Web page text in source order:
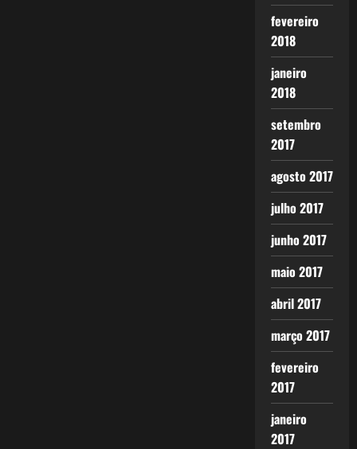
fevereiro
2018
janeiro
2018
setembro
2017
agosto 2017
julho 2017
junho 2017
maio 2017
abril 2017
março 2017
fevereiro
2017
janeiro
2017